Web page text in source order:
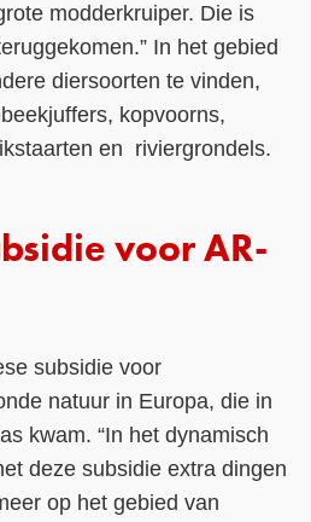
modderkruiper. Die is
In het gebied
diersoorten te vinden,
kopvoorns,
en riviergrondels.
voor AR-
subsidie voor
natuur in Europa, die in
kwam. “In het dynamisch
deze subsidie extra dingen
op het gebied van